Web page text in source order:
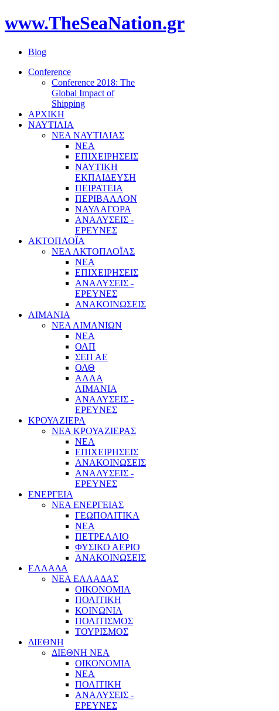
www.TheSeaNation.gr
Blog
Conference
Conference 2018: The
Global Impact of
Shipping
ΑΡΧΙΚΗ
ΝΑΥΤΙΛΙΑ
ΝΕΑ ΝΑΥΤΙΛΙΑΣ
ΝΕΑ
ΕΠΙΧΕΙΡΗΣΕΙΣ
ΝΑΥΤΙΚΗ
ΕΚΠΑΙΔΕΥΣΗ
ΠΕΙΡΑΤΕΙΑ
ΠΕΡΙΒΑΛΛΟΝ
ΝΑΥΛΑΓΟΡΑ
ΑΝΑΛΥΣΕΙΣ -
ΕΡΕΥΝΕΣ
ΑΚΤΟΠΛΟΪΑ
ΝΕΑ ΑΚΤΟΠΛΟΪΑΣ
ΝΕΑ
ΕΠΙΧΕΙΡΗΣΕΙΣ
ΑΝΑΛΥΣΕΙΣ -
ΕΡΕΥΝΕΣ
ΑΝΑΚΟΙΝΩΣΕΙΣ
ΛΙΜΑΝΙΑ
ΝΕΑ ΛΙΜΑΝΙΩΝ
ΝΕΑ
ΟΛΠ
ΣΕΠ ΑΕ
ΟΛΘ
ΑΛΛΑ
ΛΙΜΑΝΙΑ
ΑΝΑΛΥΣΕΙΣ -
ΕΡΕΥΝΕΣ
ΚΡΟΥΑΖΙΕΡΑ
ΝΕΑ ΚΡΟΥΑΖΙΕΡΑΣ
NEA
ΕΠΙΧΕΙΡΗΣΕΙΣ
ΑΝΑΚΟΙΝΩΣΕΙΣ
ΑΝΑΛΥΣΕΙΣ -
ΕΡΕΥΝΕΣ
ΕΝΕΡΓΕΙΑ
ΝΕΑ ΕΝΕΡΓΕΙΑΣ
ΓΕΩΠΟΛΙΤΙΚΑ
ΝΕΑ
ΠΕΤΡΕΛΑΙΟ
ΦΥΣΙΚΟ ΑΕΡΙΟ
ΑΝΑΚΟΙΝΩΣΕΙΣ
ΕΛΛΑΔΑ
ΝΕΑ ΕΛΛΑΔΑΣ
ΟΙΚΟΝΟΜΙΑ
ΠΟΛΙΤΙΚΗ
ΚΟΙΝΩΝΙΑ
ΠΟΛΙΤΙΣΜΟΣ
ΤΟΥΡΙΣΜΟΣ
ΔΙΕΘΝΗ
ΔΙΕΘΝΗ ΝΕΑ
ΟΙΚΟΝΟΜΙΑ
ΝΕΑ
ΠΟΛΙΤΙΚΗ
ΑΝΑΛΥΣΕΙΣ -
ΕΡΕΥΝΕΣ